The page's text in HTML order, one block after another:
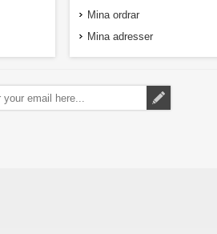
Mina ordrar
Mina adresser